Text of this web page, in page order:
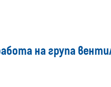
на група